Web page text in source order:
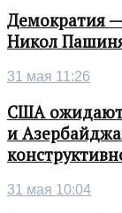
Демократия
Никол
31 мая 11:26
США
и
31 мая 10:04